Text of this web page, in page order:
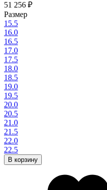
51 256 ₽
Размер
15.5
16.0
16.5
17.0
17.5
18.0
18.5
19.0
19.5
20.0
20.5
21.0
21.5
22.0
22.5
В корзину